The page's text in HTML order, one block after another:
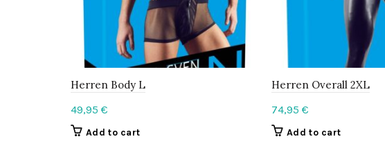
Herren Body L
49,95 €
Add to cart
Herren Overall 2XL
74,95 €
Add to cart